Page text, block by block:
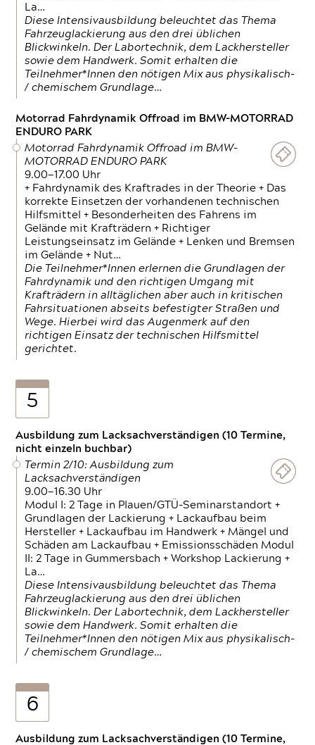
La…
Diese Intensivausbildung beleuchtet das Thema
Fahrzeuglackierung aus den drei üblichen
Blickwinkeln. Der Labortechnik, dem Lackhersteller
sowie dem Handwerk. Somit erhalten die
Teilnehmer*Innen den nötigen Mix aus physikalisch-
/ chemischem Grundlage…
Motorrad Fahrdynamik Offroad im BMW-MOTORRAD
ENDURO PARK
Motorrad Fahrdynamik Offroad im BMW-
MOTORRAD ENDURO PARK
9.00—17.00 Uhr
+ Fahrdynamik des Kraftrades in der Theorie + Das
korrekte Einsetzen der vorhandenen technischen
Hilfsmittel + Besonderheiten des Fahrens im
Gelände mit Krafträdern + Richtiger
Leistungseinsatz im Gelände + Lenken und Bremsen
im Gelände + Nut…
Die Teilnehmer*Innen erlernen die Grundlagen der
Fahrdynamik und den richtigen Umgang mit
Krafträdern in alltäglichen aber auch in kritischen
Fahrsituationen abseits befestigter Straßen und
Wege. Hierbei wird das Augenmerk auf den
richtigen Einsatz der technischen Hilfsmittel
gerichtet.
5
Ausbildung zum Lacksachverständigen (10 Termine,
nicht einzeln buchbar)
Termin 2/10: Ausbildung zum
Lacksachverständigen
9.00—16.30 Uhr
Modul I: 2 Tage in Plauen/GTÜ-Seminarstandort +
Grundlagen der Lackierung + Lackaufbau beim
Hersteller + Lackaufbau im Handwerk + Mängel und
Schäden am Lackaufbau + Emissionsschäden Modul
II: 2 Tage in Gummersbach + Workshop Lackierung +
La…
Diese Intensivausbildung beleuchtet das Thema
Fahrzeuglackierung aus den drei üblichen
Blickwinkeln. Der Labortechnik, dem Lackhersteller
sowie dem Handwerk. Somit erhalten die
Teilnehmer*Innen den nötigen Mix aus physikalisch-
/ chemischem Grundlage…
6
Ausbildung zum Lacksachverständigen (10 Termine,